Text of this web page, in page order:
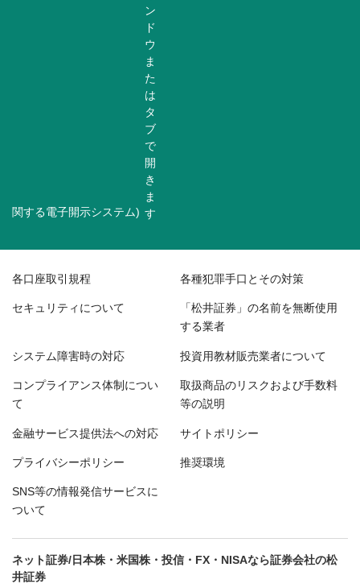
関する電子開示システム)
各口座取引規程 各種犯罪手口とその対策
セキュリティについて 「松井証券」の名前を無断使用
する業者
システム障害時の対応 投資用教材販売業者について
コンプライアンス体制につい
て
取扱商品のリスクおよび手数料
等の説明
金融サービス提供法への対応 サイトポリシー
プライバシーポリシー 推奨環境
SNS等の情報発信サービスに
ついて
ネット証券/日本株・米国株・投信・FX・NISAなら証券会社の松
井証券